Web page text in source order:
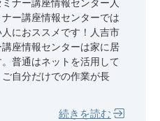
ナー講座情報センター人
ー講座情報センターでは
におススメです！人吉市
座情報センターは家に居
普通はネットを活用して
自分だけでの作業が長
続きを読む